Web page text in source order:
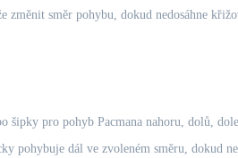
změnit směr pohybu, dokud nedosáhne
šipky pro pohyb Pacmana nahoru, dolů,
pohybuje dál ve zvoleném směru, dokud